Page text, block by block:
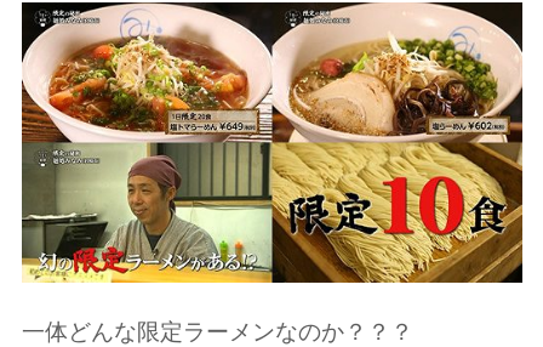
一体どんな限定ラーメンなのか？？？